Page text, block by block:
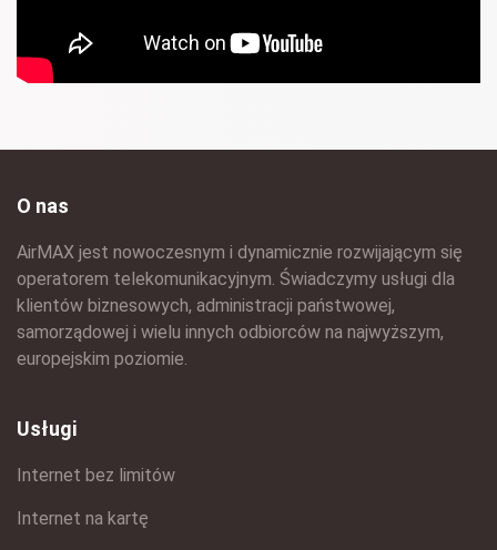
O nas
AirMAX jest nowoczesnym i dynamicznie rozwijającym się
operatorem telekomunikacyjnym. Świadczymy usługi dla
klientów biznesowych, administracji państwowej,
samorządowej i wielu innych odbiorców na najwyższym,
europejskim poziomie.
Usługi
Internet bez limitów
Internet na kartę